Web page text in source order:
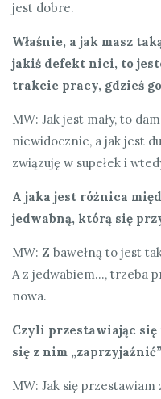
jest dobre.
Właśnie, a jak masz
jakiś defekt nici, to
trakcie pracy, gdzieś
MW: Jak jest mały, to
niewidocznie, a jak jest
związuję w supełek i
A jaka jest różnica
jedwabną, którą się
MW: Z bawełną to jest
A z jedwabiem…, trzeba
nowa.
Czyli przestawiając się
się z nim
MW: Jak się przestawiam